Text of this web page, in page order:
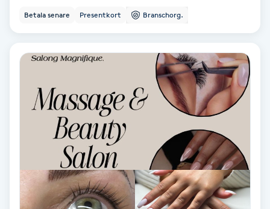
Nagelvård
Naprapati
Navelpiercing
NBE-massage
Betala senare Presentkort Branschorg.